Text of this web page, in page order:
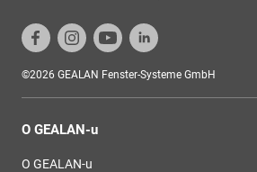
©2026 GEALAN Fenster-Systeme GmbH
O GEALAN-u
O GEALAN-u